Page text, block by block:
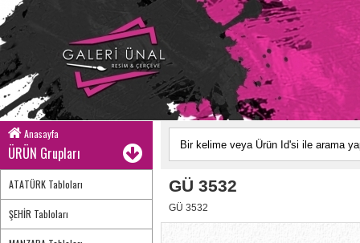
Anasayfa
ÜRÜN Grupları
ATATÜRK Tabloları
ŞEHİR Tabloları
GÜ 3532
GÜ 3532